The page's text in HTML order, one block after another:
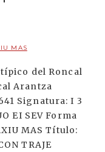
MAS
del Roncal
Arantza
Signatura: I 3
EI SEV Forma
MAS Título:
TRAJE